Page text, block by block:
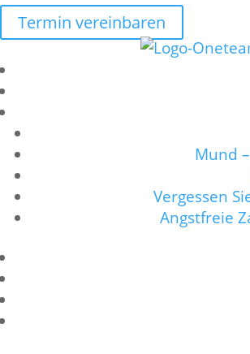
Termin vereinbaren
Mund
Vergessen
Angstfreie